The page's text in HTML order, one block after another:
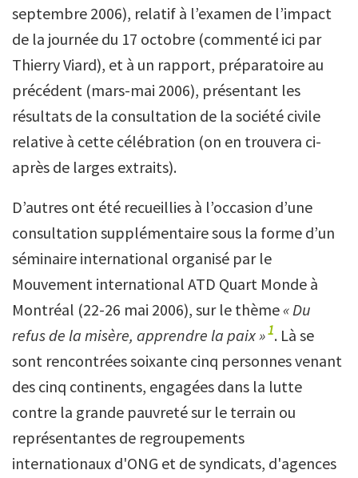
septembre 2006), relatif à l’examen de l’impact
de la journée du 17 octobre (commenté ici par
Thierry Viard), et à un rapport, préparatoire au
précédent (mars-mai 2006), présentant les
résultats de la consultation de la société civile
relative à cette célébration (on en trouvera ci-
après de larges extraits).
D’autres ont été recueillies à l’occasion d’une
consultation supplémentaire sous la forme d’un
séminaire international organisé par le
Mouvement international ATD Quart Monde à
Montréal (22-26 mai 2006), sur le thème « Du
refus de la misère, apprendre la paix »1. Là se
sont rencontrées soixante cinq personnes venant
des cinq continents, engagées dans la lutte
contre la grande pauvreté sur le terrain ou
représentantes de regroupements
internationaux d'ONG et de syndicats, d'agences